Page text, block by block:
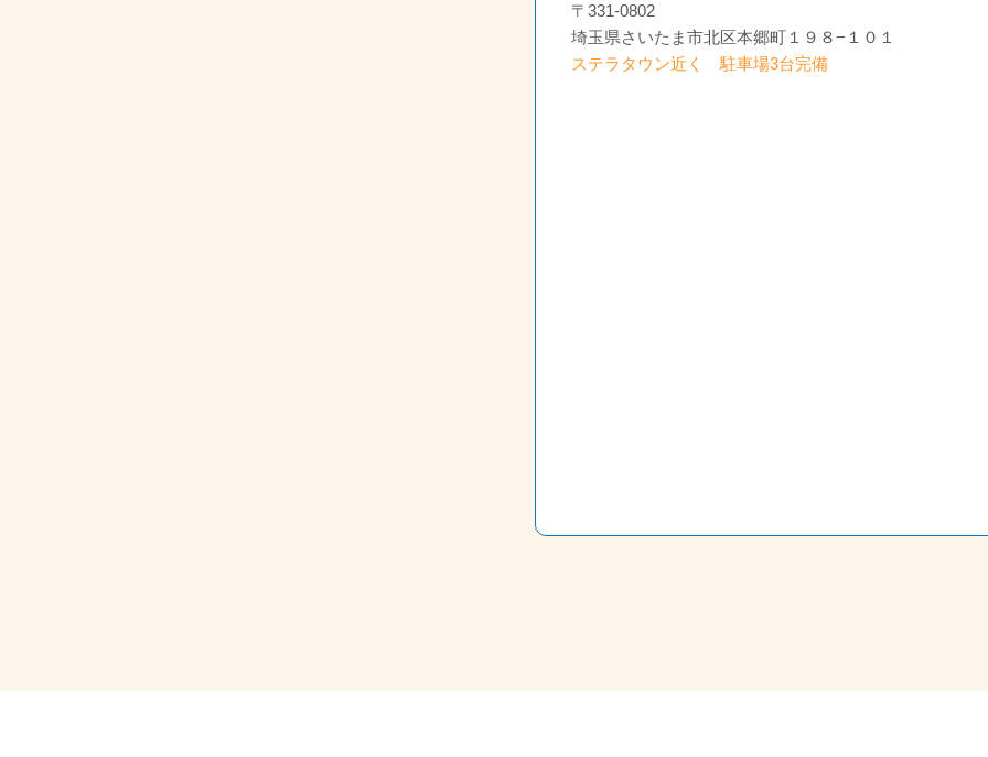
〒331-0802
埼玉県さいたま市北区本郷町１９８−１０１
ステラタウン近く 駐車場3台完備